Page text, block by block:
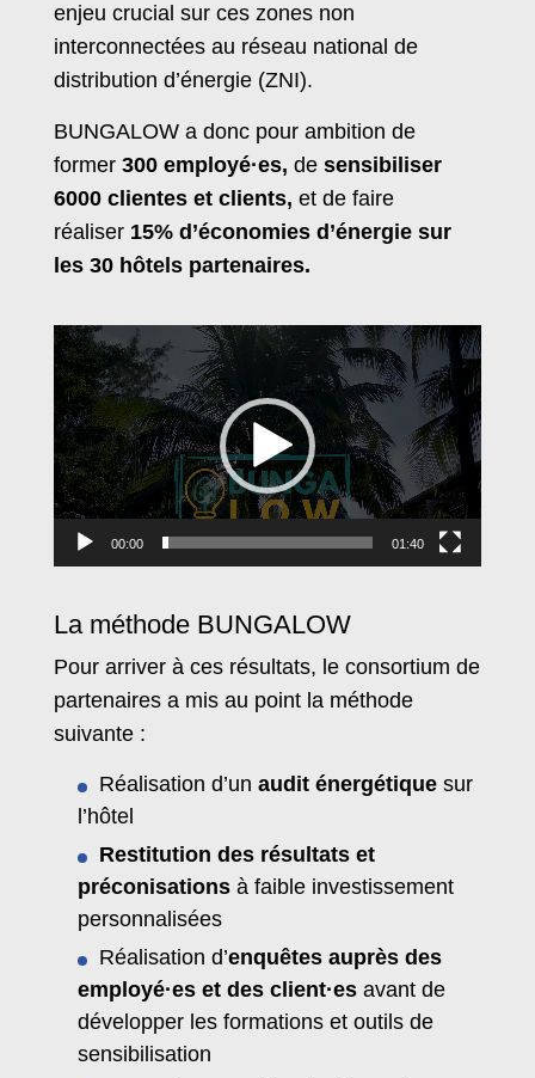
enjeu crucial sur ces zones non
interconnectées au réseau national de
distribution d’énergie (ZNI).
BUNGALOW a donc pour ambition de
former 300 employé·es, de sensibiliser
6000 clientes et clients, et de faire
réaliser 15% d’économies d’énergie sur
les 30 hôtels partenaires.
Lecteur
vidéo
00:00 01:40
La méthode BUNGALOW
Pour arriver à ces résultats, le consortium de
partenaires a mis au point la méthode
suivante :
Réalisation d’un audit énergétique sur
l’hôtel
Restitution des résultats et
préconisations à faible investissement
personnalisées
Réalisation d’enquêtes auprès des
employé·es et des client·es avant de
développer les formations et outils de
sensibilisation